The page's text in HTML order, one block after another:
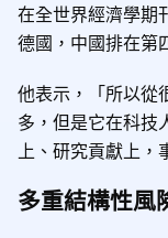
在全世界經濟學期
德國，中國排在第
他表示，「所以從
多，但是它在科技
上、研究貢獻上，
多重結構性風